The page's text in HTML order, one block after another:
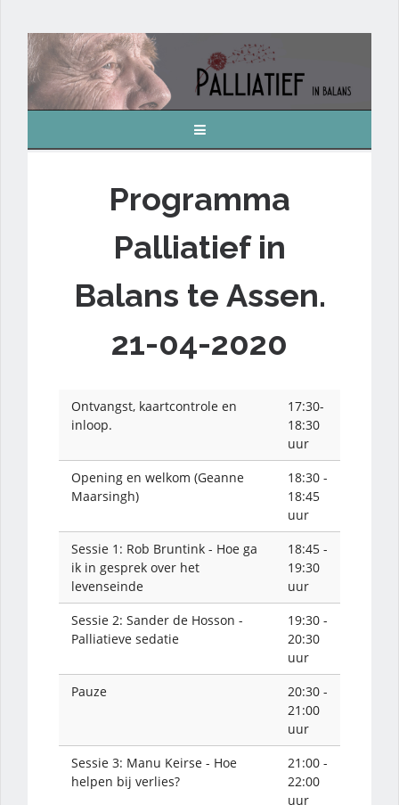
Programma
Palliatief in
Balans te Assen.
21-04-2020
Ontvangst, kaartcontrole en
inloop.
17:30-
18:30
uur
Opening en welkom (Geanne
Maarsingh)
18:30 -
18:45
uur
Sessie 1: Rob Bruntink - Hoe ga
ik in gesprek over het
levenseinde
18:45 -
19:30
uur
Sessie 2: Sander de Hosson -
Palliatieve sedatie
19:30 -
20:30
uur
Pauze
20:30 -
21:00
uur
Sessie 3: Manu Keirse - Hoe
helpen bij verlies?
21:00 -
22:00
uur